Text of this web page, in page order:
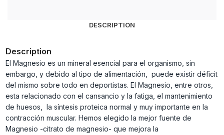
DESCRIPTION
Description
El Magnesio es un mineral esencial para el organismo, sin
embargo, y debido al tipo de alimentación, puede existir déficit
del mismo sobre todo en deportistas. El Magnesio, entre otros,
esta relacionado con el cansancio y la fatiga, el mantenimiento
de huesos, la síntesis proteica normal y muy importante en la
contracción muscular. Hemos elegido la mejor fuente de
Magnesio -citrato de magnesio- que mejora la